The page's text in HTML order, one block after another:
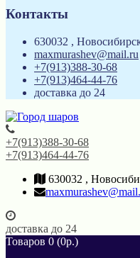
Контакты
630032 ,
maxmurashev@mail.ru
+7(913)388-30-68
+7(913)464-44-76
доставка до 24
+7(913)388-30-68
+7(913)464-44-76
630032 ,
доставка до 24
Товаров 0 (0р.)